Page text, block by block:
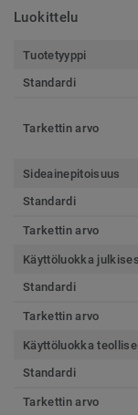
Luokittelu
Tuotetyyppi
Standardi
Tarkettin arvo
Sideainepitoisuus
Standardi
Tarkettin arvo
Käyttöluokka
Standardi
Tarkettin arvo
Käyttöluokka
Standardi
Tarkettin arvo